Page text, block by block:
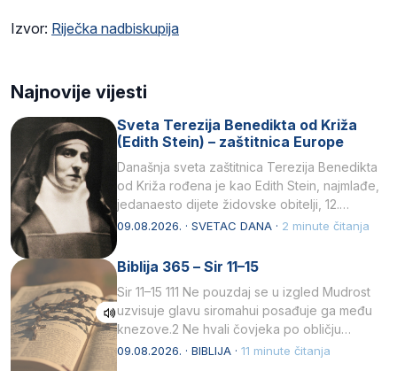
Izvor: Riječka nadbiskupija
Najnovije vijesti
Sveta Terezija Benedikta od Križa
(Edith Stein) – zaštitnica Europe
Današnja sveta zaštitnica Terezija Benedikta
od Križa rođena je kao Edith Stein, najmlađe,
jedanaesto dijete židovske obitelji, 12.
listopada 1891, u Wrocławu…
09.08.2026. · SVETAC DANA · 2 minute čitanja
Biblija 365 – Sir 11–15
Sir 11–15 111 Ne pouzdaj se u izgled Mudrost
uzvisuje glavu siromahui posađuje ga među
knezove.2 Ne hvali čovjeka po obličju
njegovui…
09.08.2026. · BIBLIJA · 11 minute čitanja